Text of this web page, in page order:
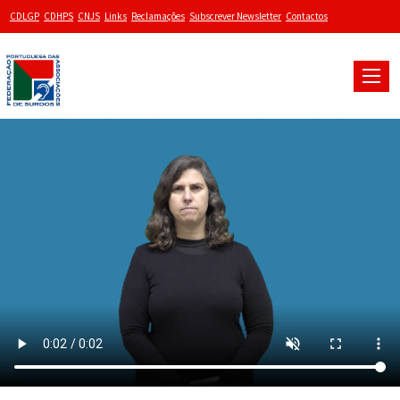
CDLGP CDHPS CNJS Links Reclamações Subscrever Newsletter Contactos
Toggle